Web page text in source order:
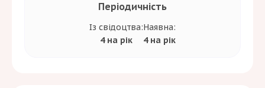
Періодичність
Із свідоцтва:
4 на рік
Наявна:
4 на рік